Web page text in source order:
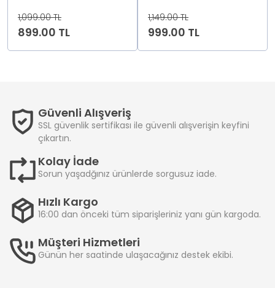
1,099.00 TL
899.00 TL
1,149.00 TL
999.00 TL
Güvenli Alışveriş
SSL güvenlik sertifikası ile güvenli alışverişin keyfini
çıkartın.
Kolay İade
Sorun yaşadğınız ürünlerde sorgusuz iade.
Hızlı Kargo
16:00 dan önceki tüm siparişleriniz yanı gün kargoda.
Müşteri Hizmetleri
Günün her saatinde ulaşacağınız destek ekibi.